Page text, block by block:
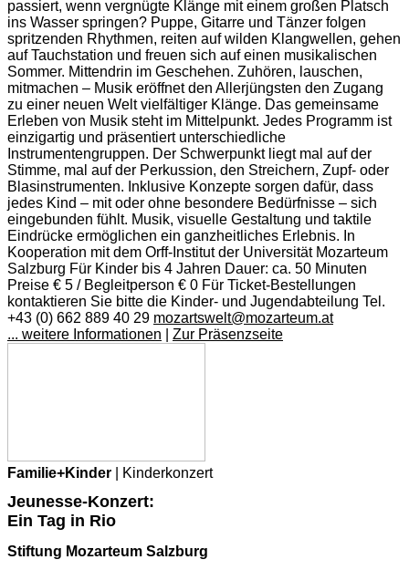
passiert, wenn vergnügte Klänge mit einem großen Platsch
ins Wasser springen? Puppe, Gitarre und Tänzer folgen
spritzenden Rhythmen, reiten auf wilden Klangwellen, gehen
auf Tauchstation und freuen sich auf einen musikalischen
Sommer. Mittendrin im Geschehen. Zuhören, lauschen,
mitmachen – Musik eröffnet den Allerjüngsten den Zugang
zu einer neuen Welt vielfältiger Klänge. Das gemeinsame
Erleben von Musik steht im Mittelpunkt. Jedes Programm ist
einzigartig und präsentiert unterschiedliche
Instrumentengruppen. Der Schwerpunkt liegt mal auf der
Stimme, mal auf der Perkussion, den Streichern, Zupf- oder
Blasinstrumenten. Inklusive Konzepte sorgen dafür, dass
jedes Kind – mit oder ohne besondere Bedürfnisse – sich
eingebunden fühlt. Musik, visuelle Gestaltung und taktile
Eindrücke ermöglichen ein ganzheitliches Erlebnis. In
Kooperation mit dem Orff-Institut der Universität Mozarteum
Salzburg Für Kinder bis 4 Jahren Dauer: ca. 50 Minuten
Preise € 5 / Begleitperson € 0 Für Ticket-Bestellungen
kontaktieren Sie bitte die Kinder- und Jugendabteilung Tel.
+43 (0) 662 889 40 29 mozartswelt@mozarteum.at
... weitere Informationen
Zur Präsenzseite
Familie+Kinder | Kinderkonzert
Jeunesse-Konzert:
Ein Tag in Rio
Stiftung Mozarteum Salzburg